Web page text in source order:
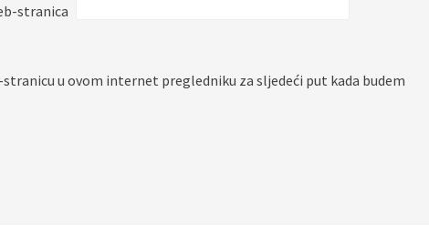
stranica
u ovom internet pregledniku za sljedeći put kada budem